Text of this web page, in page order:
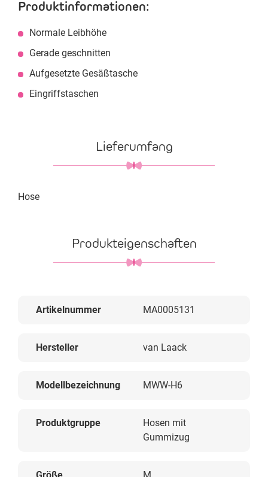
Produktinformationen:
Normale Leibhöhe
Gerade geschnitten
Aufgesetzte Gesäßtasche
Eingriffstaschen
Lieferumfang
Hose
Produkteigenschaften
Artikelnummer MA0005131
Hersteller van Laack
Modellbezeichnung MWW-H6
Produktgruppe
Hosen mit
Gummizug